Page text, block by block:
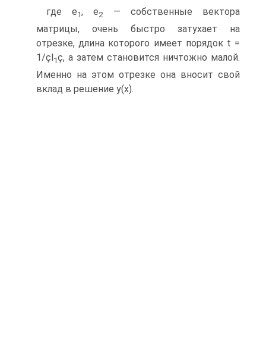
где e1, e2
— собственные вектора
матрицы, очень быстро затухает на
отрезке, длина которого имеет порядок t =
1/çl 1ç, а затем становится ничтожно малой.
Именно на этом отрезке она вносит свой
вклад в решение y(x).